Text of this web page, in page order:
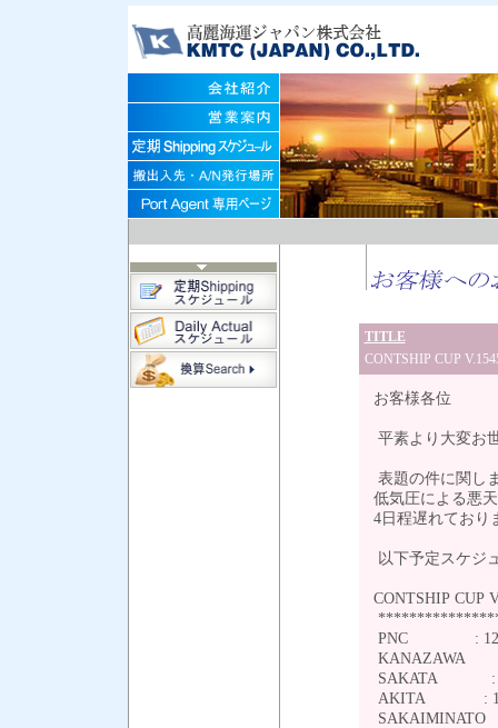
TITLE
CONTSHIP CUP
お客様各位
平素より大変お
表題の件に関し
低気圧による悪
4日程遅れており
以下予定スケジ
CONTSHIP CUP
PNC : 12/
KANAZAWA :
SAKATA :
AKITA : 12/